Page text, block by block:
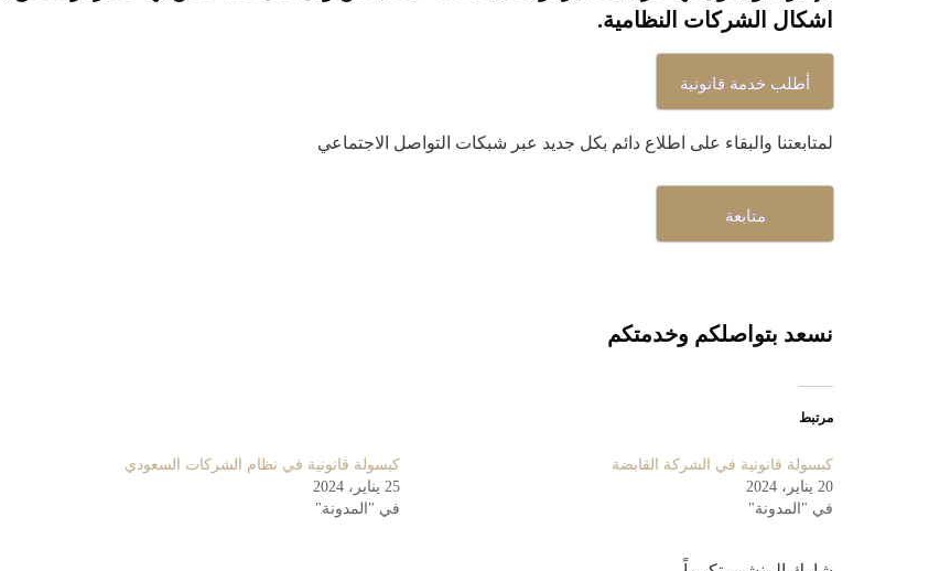
اشكال الشركات النظامية.
أطلب خدمة قانونية
لمتابعتنا والبقاء على اطلاع دائم بكل جديد عبر شبكات التواصل الاجتماعي
متابعة
نسعد بتواصلكم وخدمتكم
مرتبط
كبسولة قانونية في الشركة القابضة
20 يناير، 2024
في "المدونة"
كبسولة قانونية في نظام الشركات السعودي
25 يناير، 2024
في "المدونة"